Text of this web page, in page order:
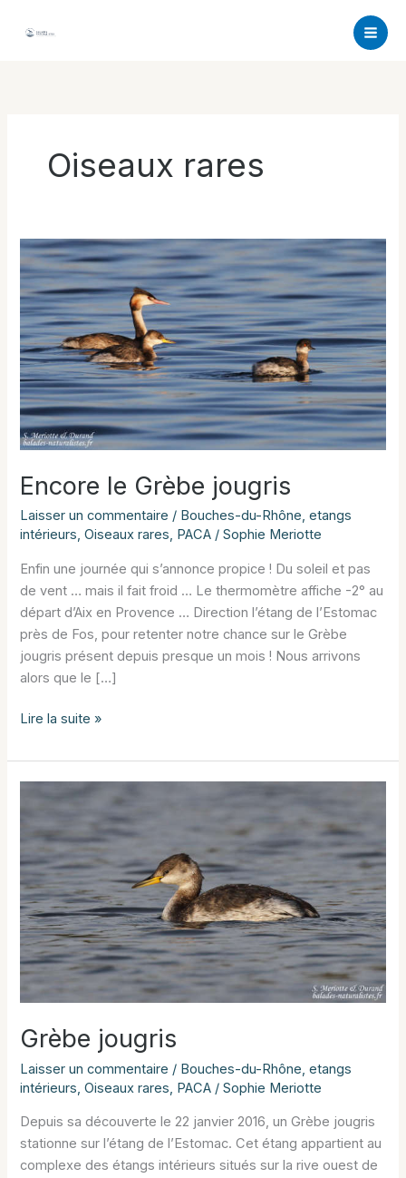
Oiseaux rares
Encore le Grèbe jougris
Laisser un commentaire / Bouches-du-Rhône,etangs
intérieurs,Oiseaux rares, PACA /Sophie Meriotte
Enfin une journée qui s’annonce propice ! Du soleil et pas
de vent … mais il fait froid … Le thermomètre affiche -2° au
départ d’Aix en Provence … Direction l’étang de l’Estomac
près de Fos, pour retenter notre chance sur le Grèbe
jougris présent depuis presque un mois ! Nous arrivons
alors que le […]
Encore
Grèbe
jougris
Lire la suite »
Grèbe jougris
Laisser un commentaire / Bouches-du-Rhône,etangs
intérieurs,Oiseaux rares, PACA /Sophie Meriotte
Depuis sa découverte le 22 janvier 2016, un Grèbe jougris
stationne sur l’étang de l’Estomac. Cet étang appartient au
complexe des étangs intérieurs situés sur la rive ouest de